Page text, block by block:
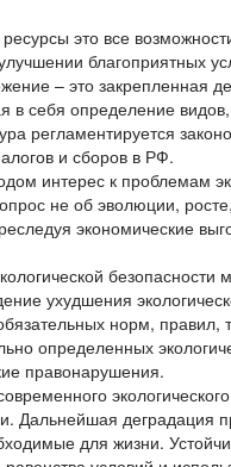
это все
благоприятных
– это закрепленная
в себя определение
регламентируется
и сборов в РФ.
интерес к проблемам
не об эволюции,
экономические
ухудшения
норм,
определенных
правонарушения.
Дальнейшая деградация
для жизни.